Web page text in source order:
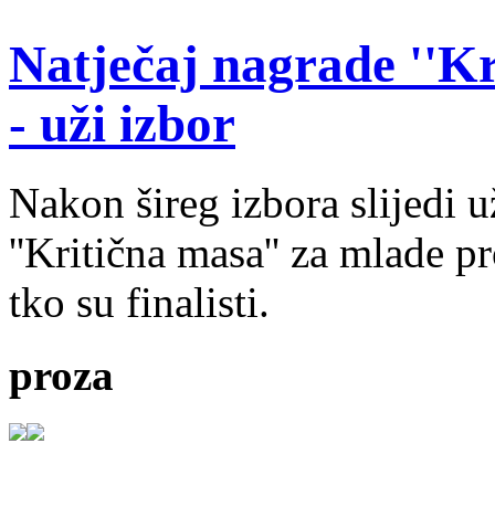
Natječaj nagrade
- uži izbor
Nakon šireg izbora slijedi
''Kritična masa'' za mlade
tko su finalisti.
proza